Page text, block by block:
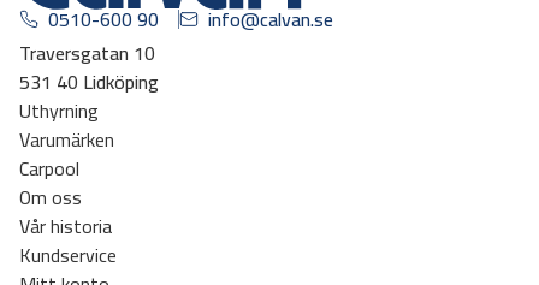
0510-600 90
info@calvan.se
Traversgatan 10
531 40 Lidköping
Uthyrning
Varumärken
Carpool
Om oss
Vår historia
Kundservice